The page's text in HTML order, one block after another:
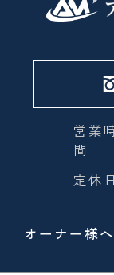
営業
間
定休日
オーナー様へ